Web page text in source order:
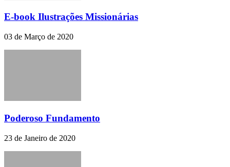
E-book Ilustrações Missionárias
03 de Março de 2020
Poderoso Fundamento
23 de Janeiro de 2020